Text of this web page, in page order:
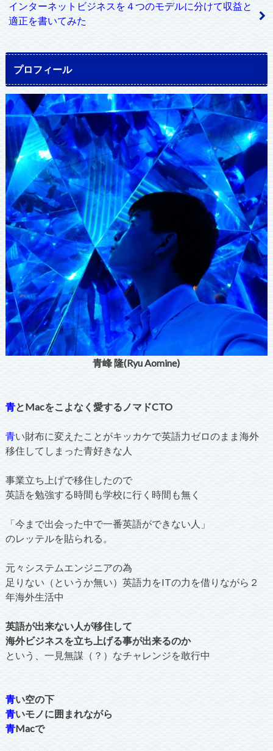
インターネットビジネスを４つのモデルに分けて収益と
適正を書いてみた
プロフィール
青峰 隆(Ryu Aomine)
青とMacをこよなく愛するノマドCTO
青い財布に変えたことがキッカケで英語力ゼロのまま海外
移住してしまった青好きな人
事業立ち上げで移住したので
英語を勉強する時間も学校に行く時間も無く
「今まで出会った中で一番英語ができない人」
のレッテルを貼られる。
元々システムエンジニアの為
足りない（というか無い）英語力をITの力を借りながら２
年海外生活中
英語が出来ない人が移住して
海外ビジネスを立ち上げる事が出来るのか
という、一見無謀（？）なチャレンジを敢行中
青い空の下
青いモノに囲まれながら
青Macで